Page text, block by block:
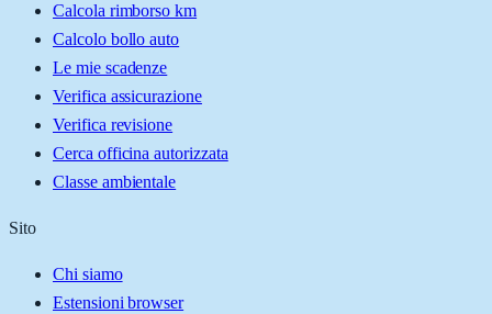
Calcola rimborso km
Calcolo bollo auto
Le mie scadenze
Verifica assicurazione
Verifica revisione
Cerca officina autorizzata
Classe ambientale
Sito
Chi siamo
Estensioni browser